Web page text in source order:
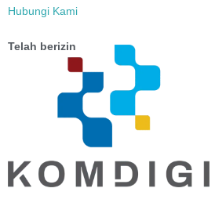
Hubungi Kami
Telah berizin